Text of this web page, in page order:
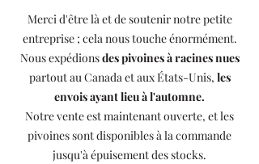
Merci d'être là et de soutenir notre petite
entreprise ; cela nous touche énormément.
Nous expédionsdes pivoines à racines nues
partout au Canada et aux États-Unis, les
envois ayant lieu à l'automne.
Notre vente est maintenant ouverte, et les
pivoines sont disponibles à la commande
jusqu'à épuisement des stocks.